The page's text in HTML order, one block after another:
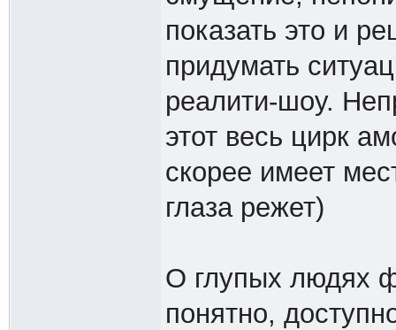
показать это и
придумать
реалити-шоу.
этот весь цирк
скорее имеет
глаза режет)
О глупых людях
понятно,